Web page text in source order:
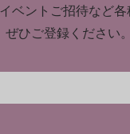
ベントご招待など各
ぜひご登録ください。